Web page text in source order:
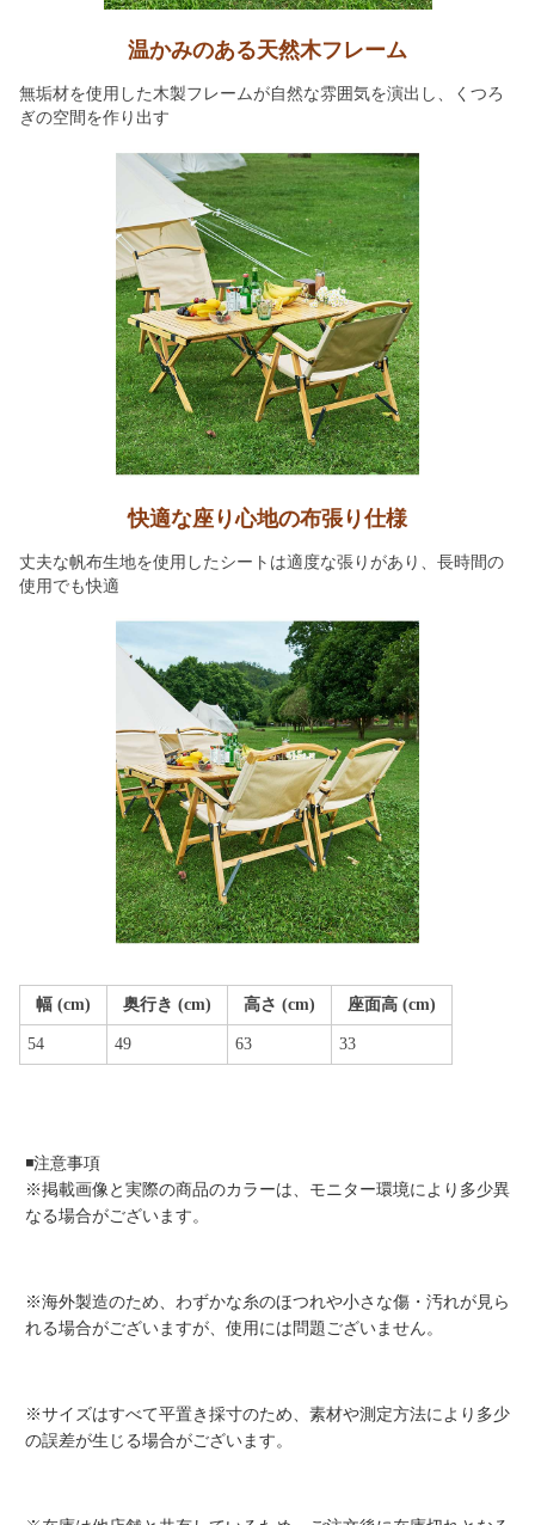
温かみのある天然木フレーム
無垢材を使用した木製フレームが自然な雰囲気を演出し、くつろ
ぎの空間を作り出す
快適な座り心地の布張り仕様
丈夫な帆布生地を使用したシートは適度な張りがあり、長時間の
使用でも快適
幅 (cm) 奥行き (cm) 高さ (cm) 座面高 (cm)
54 49 63 33
◾️注意事項
※掲載画像と実際の商品のカラーは、モニター環境により多少異
なる場合がございます。
※海外製造のため、わずかな糸のほつれや小さな傷・汚れが見ら
れる場合がございますが、使用には問題ございません。
※サイズはすべて平置き採寸のため、素材や測定方法により多少
の誤差が生じる場合がございます。